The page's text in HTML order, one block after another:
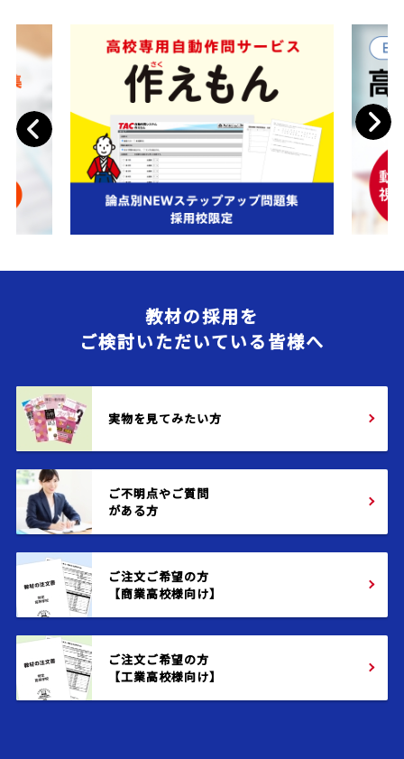
Previous
Next
教材の採用を
ご検討いただいている皆様へ
実物を見てみたい方
ご不明点やご質問
がある方
ご注文ご希望の方
【商業高校様向け】
ご注文ご希望の方
【工業高校様向け】